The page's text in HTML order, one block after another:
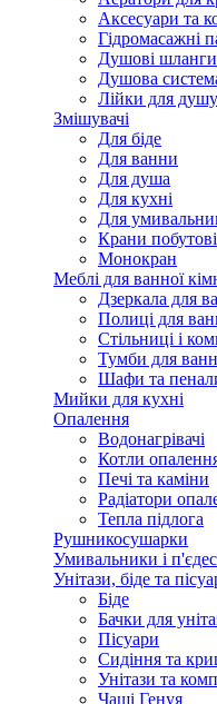
Аксесуари та
Гідромасажні
Душові шланги
Душова
Лійки для душу
Змішувачі
Для біде
Для ванни
Для душа
Для кухні
Для
Крани побутові
Монокран
Меблі для ванної
Дзеркала для
Полиці для
Стільниці і
Тумби для
Шафи та
Мийки для кухні
Опалення
Водонагрівачі
Котли
Печі та каміни
Радіатори
Тепла підлога
Рушникосушарки
Умивальники і
Унітази, біде та
Біде
Бачки для
Пісуари
Сидіння та
Унітази та
Чаші Генуя